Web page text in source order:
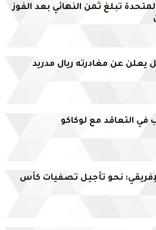
المتحدة تبلغ ثمن النهائي بعد الفوز
يعلن عن مغادرته ريال مدريد
في التعاقد مع لوكاكو
الإفريقي: نحو تأجيل تصفيات كأس